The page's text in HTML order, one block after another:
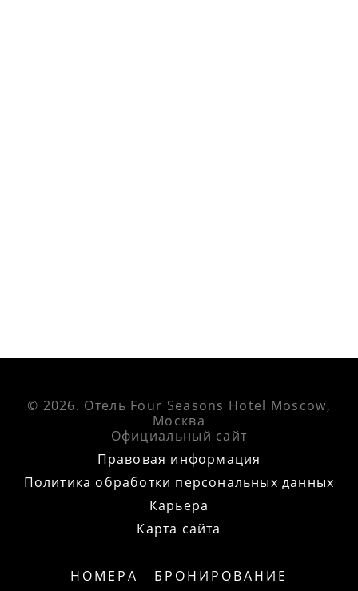
© 2026. Отель Four Seasons Hotel Moscow,
Москва
Официальный сайт
Правовая информация
Политика обработки персональных данных
Карьера
Карта сайта
НОМЕРА
БРОНИРОВАНИЕ